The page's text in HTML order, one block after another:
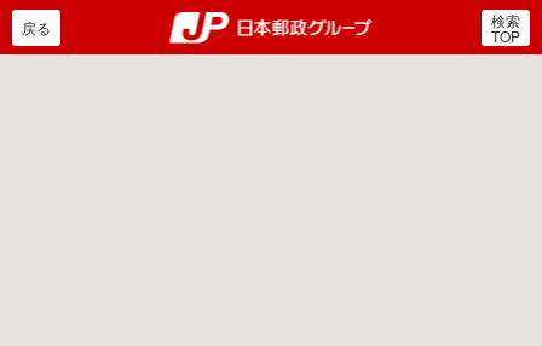
郵便局・日本郵政グルー
戻る 検索
TOP